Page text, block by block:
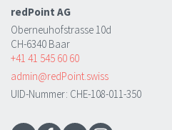
redPoint AG
Oberneuhofstrasse 10d
CH-6340 Baar
+41 41 545 60 60
admin@redPoint.swiss
UID-Nummer: CHE-108-011-350